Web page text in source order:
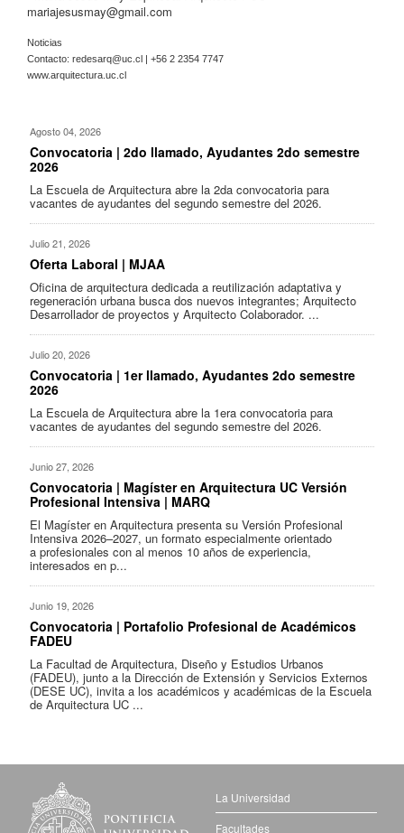
mariajesusmay@gmail.com
Noticias
Contacto: redesarq@uc.cl | +56 2 2354 7747
www.arquitectura.uc.cl
Agosto 04, 2026
Convocatoria | 2do llamado, Ayudantes 2do semestre
2026
La Escuela de Arquitectura abre la 2da convocatoria para
vacantes de ayudantes del segundo semestre del 2026.
Julio 21, 2026
Oferta Laboral | MJAA
Oficina de arquitectura dedicada a reutilización adaptativa y
regeneración urbana busca dos nuevos integrantes; Arquitecto
Desarrollador de proyectos y Arquitecto Colaborador. ...
Julio 20, 2026
Convocatoria | 1er llamado, Ayudantes 2do semestre
2026
La Escuela de Arquitectura abre la 1era convocatoria para
vacantes de ayudantes del segundo semestre del 2026.
Junio 27, 2026
Convocatoria | Magíster en Arquitectura UC Versión
Profesional Intensiva | MARQ
El Magíster en Arquitectura presenta su Versión Profesional
Intensiva 2026–2027, un formato especialmente orientado
a profesionales con al menos 10 años de experiencia,
interesados en p...
Junio 19, 2026
Convocatoria | Portafolio Profesional de Académicos
FADEU
La Facultad de Arquitectura, Diseño y Estudios Urbanos
(FADEU), junto a la Dirección de Extensión y Servicios Externos
(DESE UC), invita a los académicos y académicas de la Escuela
de Arquitectura UC ...
La Universidad
Facultades